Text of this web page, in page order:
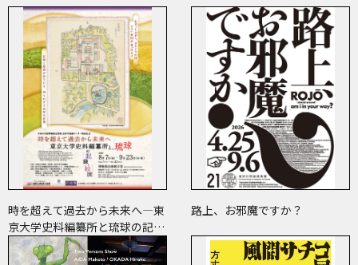
時を超えて過去から未来へ―東
京大学史料編纂所と琉球の記
録・絵図―
路上、お邪魔ですか？